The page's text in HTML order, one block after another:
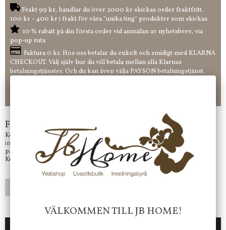
Frakt 99 kr, handlar du över 2000 kr skickas order fraktfritt.
100 kr - 400 kr i frakt för våra "unika ting" produkter som skickas.
10 % rabatt på din första order vid anmälan av nyhetsbrev, via
pop-up ruta
Faktura 0 kr. Hos oss betalar du enkelt och smidigt med KLARNA
CHECKOUT. Välj själv hur du vill betala mellan alla Klarnas
betalningstjänster. Och du kan även välja PAYSON betalningstjänst.
Frågor?
Kontakta oss på
info@jbhome.se
Vi svarar
på mail så fort vi kan.
Kundtjänst telefontid öppet vardagar mellan 10.00 - 15.00
VÄLKOMMEN TILL JB HOME!